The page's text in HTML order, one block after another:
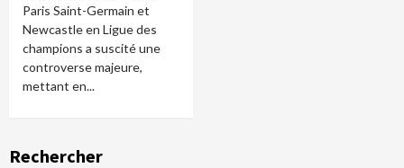
Paris Saint-Germain et
Newcastle en Ligue des
champions a suscité une
controverse majeure,
mettant en...
Rechercher